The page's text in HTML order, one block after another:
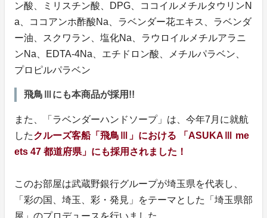
ン酸、ミリスチン酸、DPG、ココイルメチルタウリンN
a、ココアンホ酢酸Na、ラベンダー花エキス、ラベンダ
ー油、スクワラン、塩化Na、ラウロイルメチルアラニ
ンNa、EDTA-4Na、エチドロン酸、メチルパラベン、
プロピルパラベン
飛鳥Ⅲにも本商品が採用!!
また、「ラベンダーハンドソープ」は、今年7月に就航
したクルーズ客船「飛鳥Ⅲ」における 「ASUKAⅢ me
ets 47 都道府県」にも採用されました！
このお部屋は武蔵野銀行グループが埼玉県を代表し、
「彩の国、埼玉、彩・発見」をテーマとした「埼玉県部